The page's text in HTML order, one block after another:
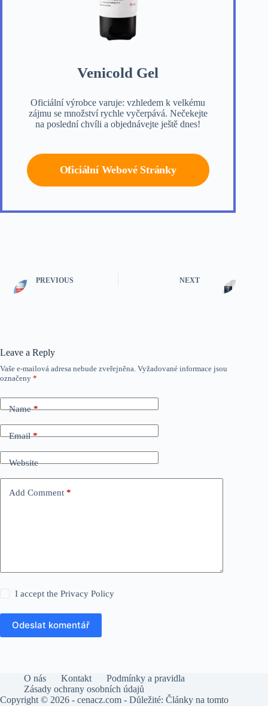
Venicold Gel
Oficiální výrobce varuje: vzhledem k velkému
zájmu se množství rychle vyčerpává. Nečekejte
na poslední chvíli a objednávejte ještě dnes!
Oficiální Webové Stránky
PREVIOUS NEXT
Leave a Reply
Vaše e-mailová adresa nebude zveřejněna. Vyžadované informace jsou
označeny *
Name*
Email*
Website
Add Comment *
I accept thePrivacy Policy
Odeslat komentář
O nás Kontakt
Podmínky a pravidla
Zásady ochrany osobních údajů
Copyright © 2026 - cenacz.com - Důležité: Články na tomto